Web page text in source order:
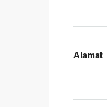
Alamat